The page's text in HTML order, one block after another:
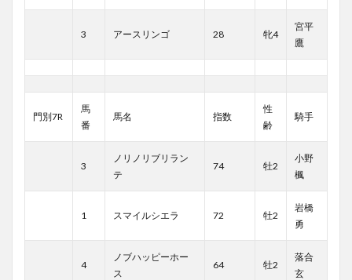
3 アースリンゴ 28 牝4
宮平
鷹
門別7R
馬
番
馬名 指数
性
齢
騎手
3
ノリノリブリラン
テ
74 牡2
小野
楓
1 スマイルシエラ 72 牡2
岩橋
勇
4
ノブハッピーホー
ス
64 牡2
落合
玄